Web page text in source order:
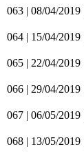
063 | 08/04/
064 | 15/04/2019
065 | 22/04/
066 | 29/04/
067 | 06/05/
068 | 13/05/2019